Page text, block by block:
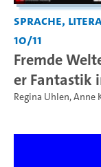
Sprache,
10/11
Fremde
er Fantastik
Regina Uhlen,Anne